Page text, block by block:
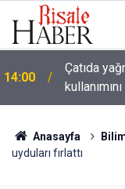
14:00
Çatıda
Anasayfa
uyduları fırlattı